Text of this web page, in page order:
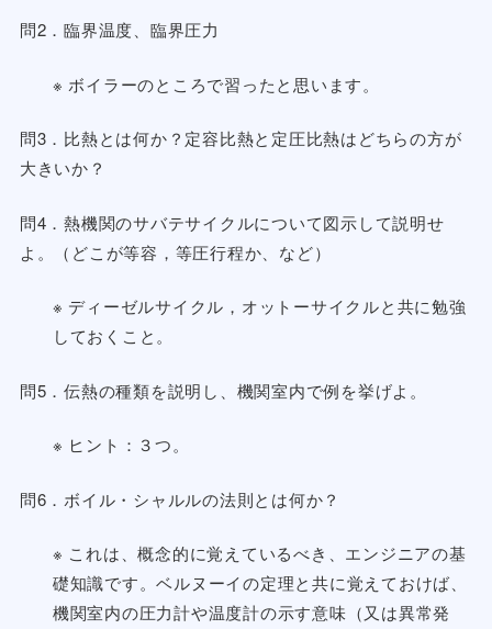
問2．臨界温度、臨界圧力
※ ボイラーのところで習ったと思います。
問3．比熱とは何か？定容比熱と定圧比熱はどちらの方が
大きいか？
問4．熱機関のサバテサイクルについて図示して説明せ
よ。（どこが等容，等圧行程か、など）
※ ディーゼルサイクル，オットーサイクルと共に勉強
しておくこと。
問5．伝熱の種類を説明し、機関室内で例を挙げよ。
※ ヒント：３つ。
問6．ボイル・シャルルの法則とは何か？
※ これは、概念的に覚えているべき、エンジニアの基
礎知識です。ベルヌーイの定理と共に覚えておけば、
機関室内の圧力計や温度計の示す意味（又は異常発